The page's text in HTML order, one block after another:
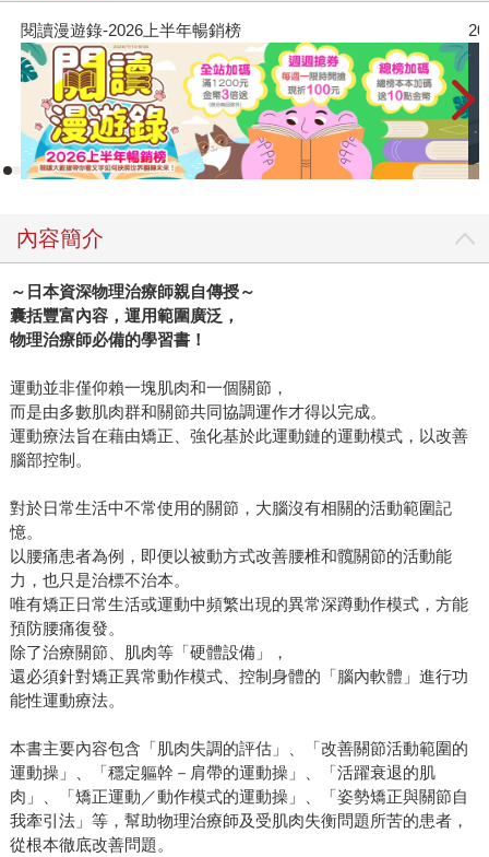
閱讀漫遊錄-2026上半年暢銷榜
內容簡介
～日本資深物理治療師親自傳授～
囊括豐富內容，運用範圍廣泛，
物理治療師必備的學習書！
運動並非僅仰賴一塊肌肉和一個關節，
而是由多數肌肉群和關節共同協調運作才得以完成。
運動療法旨在藉由矯正、強化基於此運動鏈的運動模式，以改善
腦部控制。
對於日常生活中不常使用的關節，大腦沒有相關的活動範圍記
憶。
以腰痛患者為例，即便以被動方式改善腰椎和髖關節的活動能
力，也只是治標不治本。
唯有矯正日常生活或運動中頻繁出現的異常深蹲動作模式，方能
預防腰痛復發。
除了治療關節、肌肉等「硬體設備」，
還必須針對矯正異常動作模式、控制身體的「腦內軟體」進行功
能性運動療法。
本書主要內容包含「肌肉失調的評估」、「改善關節活動範圍的
運動操」、「穩定軀幹－肩帶的運動操」、「活躍衰退的肌
肉」、「矯正運動／動作模式的運動操」、「姿勢矯正與關節自
我牽引法」等，幫助物理治療師及受肌肉失衡問題所苦的患者，
從根本徹底改善問題。